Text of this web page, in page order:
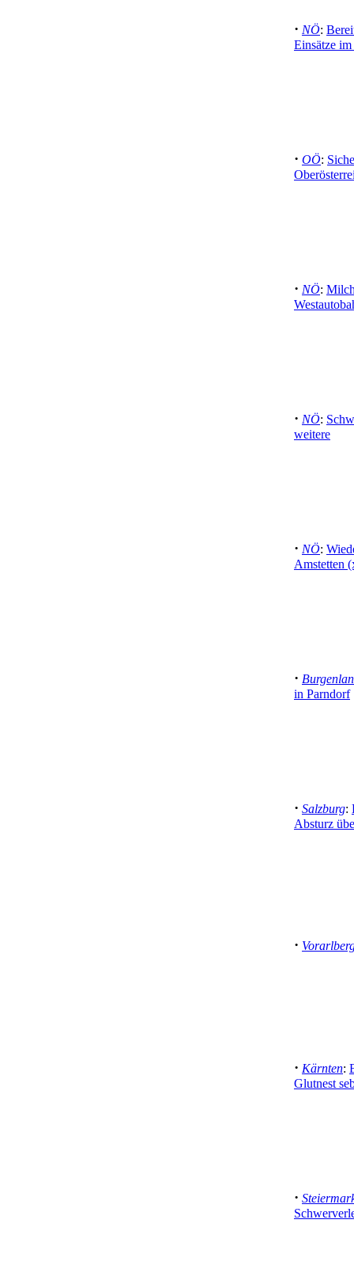
· NÖ:
Einsätze
· OÖ:
· NÖ:
· NÖ:
weitere
· NÖ:
Amstetten
·
in Parndorf
· Salzburg:
Absturz
·
· Kärnten:
Glutnest
·